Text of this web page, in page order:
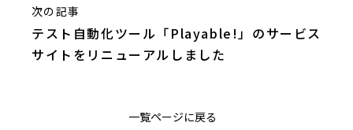
次の記事
テスト自動化ツール「Playable!」のサービス
サイトをリニューアルしました
一覧ページに戻る